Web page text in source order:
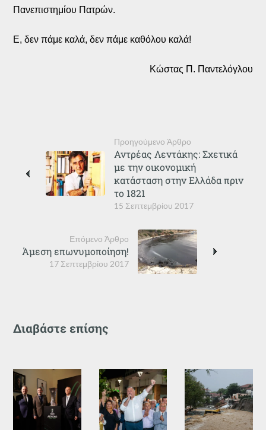
Πανεπιστημίου Πατρών.
Ε, δεν πάμε καλά, δεν πάμε καθόλου καλά!
Κώστας Π. Παντελόγλου
Προηγούμενο Άρθρο
15 Σεπτεμβρίου 2017
Αντρέας Λεντάκης: Σχετικά
με την οικονομική
κατάσταση στην Ελλάδα πριν
το 1821
Επόμενο Άρθρο
17 Σεπτεμβρίου 2017
Άμεση επωνυμοποίηση!
Διαβάστε επίσης